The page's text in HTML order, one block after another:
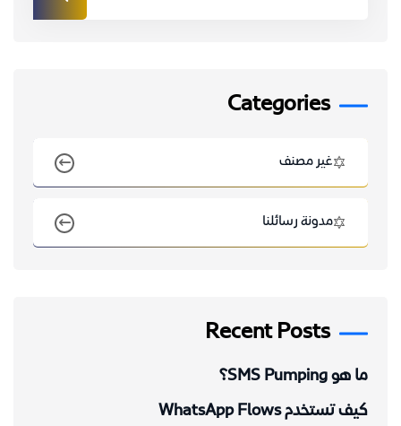
Categories
غير مصنف
مدونة رسائلنا
Recent Posts
ما هو SMS Pumping؟
كيف تستخدم WhatsApp Flows